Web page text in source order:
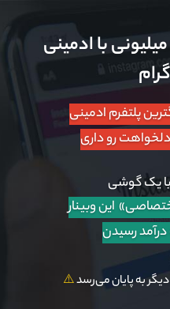
وبینار درآمد ۲۰ تا ۶۰ میلیونی با ادمینی
پلتفرم ادمینی
با یک گوشی
این وبینار
رسیدن
به پایان می‌رسد⚠️